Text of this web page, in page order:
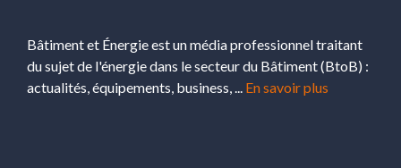
Bâtiment et Énergie est un média professionnel traitant
du sujet de l'énergie dans le secteur du Bâtiment (BtoB) :
actualités, équipements, business, ... En savoir plus